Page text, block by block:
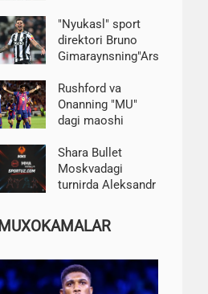
"Real" rejalari
oshkor bo'ldi
"Nyukasl" sport
direktori Bruno
Gimaraynsning"Arsenal"
tasdiqladi
Rushford va
Onanning "MU"
dagi maoshi
Ligasiga chiqishi
tufayli 25 foizga
oshdi-Telegraph
Shara Bullet
Moskvadagi
turnirda Aleksandr
erkin kurash
bo'yicha jang
MUXOKAMALAR